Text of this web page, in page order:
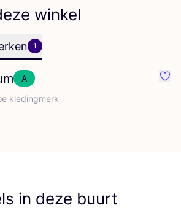
winkel
1
A
kledingmerk
in deze buurt